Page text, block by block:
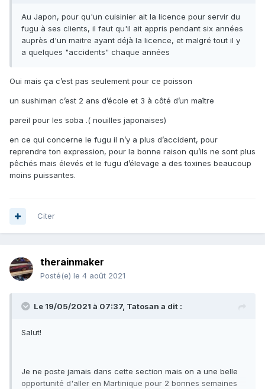
Au Japon, pour qu'un cuisinier ait la licence pour servir du
fugu à ses clients, il faut qu'il ait appris pendant six années
auprès d'un maitre ayant déjà la licence, et malgré tout il y
a quelques "accidents" chaque années
Oui mais ça c’est pas seulement pour ce poisson
un sushiman c’est 2 ans d’école et 3 à côté d’un maître
pareil pour les soba .( nouilles japonaises)
en ce qui concerne le fugu il n’y a plus d’accident, pour
reprendre ton expression, pour la bonne raison qu’ils ne sont plus
pêchés mais élevés et le fugu d’élevage a des toxines beaucoup
moins puissantes.
Citer
therainmaker
Posté(e) le 4 août 2021
Le 19/05/2021 à 07:37, Tatosan a dit :
Salut!
Je ne poste jamais dans cette section mais on a une belle
opportunité d'aller en Martinique pour 2 bonnes semaines